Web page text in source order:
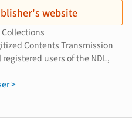
website
Contents Transmission
users of the NDL,
>